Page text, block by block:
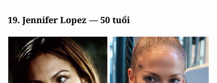
19. Jennifer Lopez — 50 tuổi